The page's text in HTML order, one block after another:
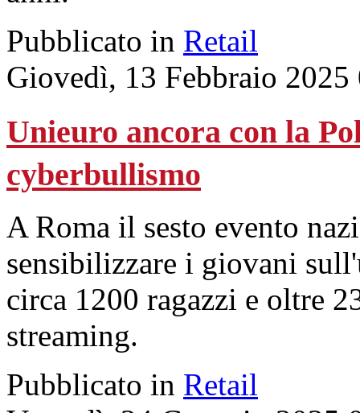
Pubblicato in Retail
Giovedì, 13 Febbraio 2025
Unieuro ancora con la
cyberbullismo
A Roma il sesto evento
sensibilizzare i giovani
circa 1200 ragazzi e oltre
streaming.
Pubblicato in Retail